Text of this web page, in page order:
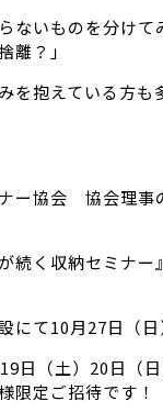
ないものを分け
離？」
を抱えている方も
ー協会 協会理事
続く収納セミナ
にて10月27日（日
日（土）20日（
限定ご招待です！